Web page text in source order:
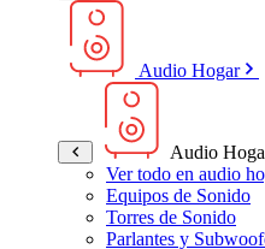
Audio Hogar
Audio
Ver todo en audio
Equipos de Sonido
Torres de Sonido
Parlantes y